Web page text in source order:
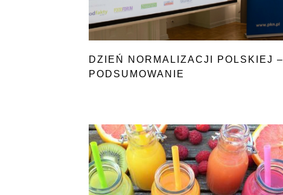
DZIEŃ NORMALIZACJI POLSKIEJ –
PODSUMOWANIE